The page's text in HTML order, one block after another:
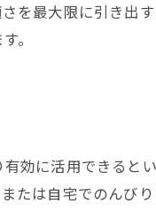
を最大限に引き出
。
効に活用できると
たは自宅でのんび